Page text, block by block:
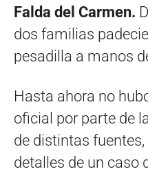
Falda del Carmen.
dos familias
pesadilla a manos
Hasta ahora no
oficial por parte de
de distintas
detalles de un caso